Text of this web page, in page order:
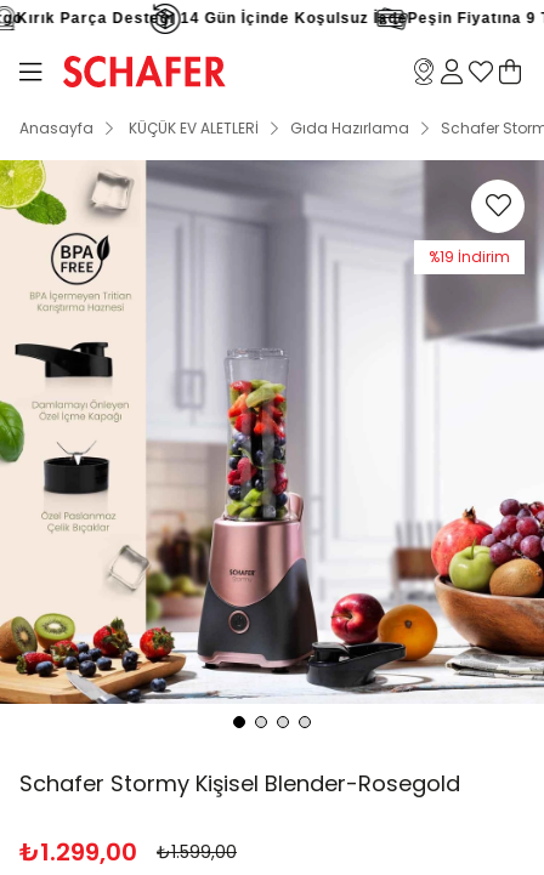
Kırık Parça Desteği 14 Gün İçinde Koşulsuz İadePeşin Fiyatına 9
Anasayfa KÜÇÜK EV ALETLERİ Gıda Hazırlama Schafer
%19 İndirim
Schafer Stormy Kişisel Blender-Rosegold
₺1.599,00
₺1.299,00